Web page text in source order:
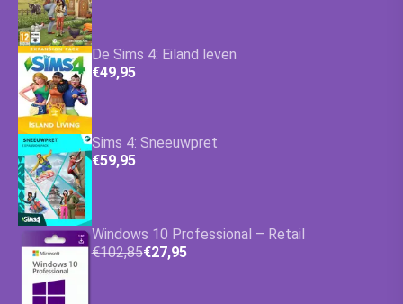
De Sims 4: Eiland leven
€49,95
Sims 4: Sneeuwpret
€59,95
Windows 10 Professional – Retail
€102,85€27,95